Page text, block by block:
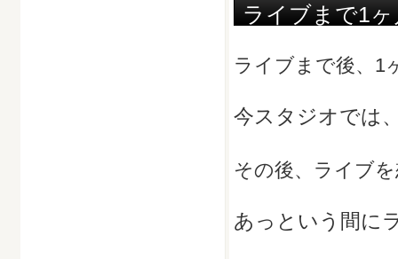
ライブまで1ヶ
ライブまで後、1
今スタジオでは
その後、ライブ
あっという間に